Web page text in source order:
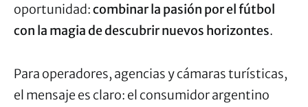
oportunidad:combinar la pasión por el fútbol
con la magia de descubrir nuevos horizontes.
Para operadores, agencias y cámaras turísticas,
el mensaje es claro: el consumidor argentino